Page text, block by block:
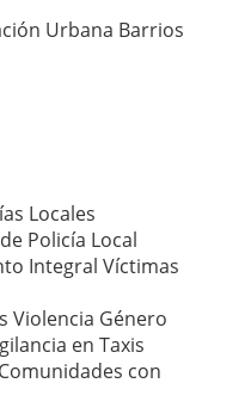
Urbana Barrios
Locales
Policía Local
Integral Víctimas
Género
en Taxis
con